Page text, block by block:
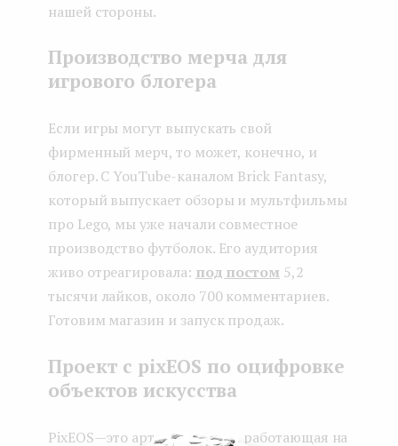
нашей стороны.
Производство мерча для
игрового блогера
Если игры могут выпускать свой
фирменный мерч, то может, конечно, и
блогер. С YouTube-каналом Brick Fantasy,
который выпускает обзоры и мультфильмы
про Lego, мы уже начали совместное
производство футболок. Его аудитория
живо отреагировала: под постом 5,2
тысячи лайков, около 700 комментариев.
Готовим магазин и запуск продаж.
Проект с pixEOS по оцифровке
объектов искусства
PixEOS — это арт-платформа, работающая на